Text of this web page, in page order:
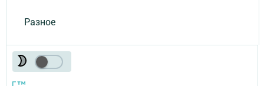
Разное